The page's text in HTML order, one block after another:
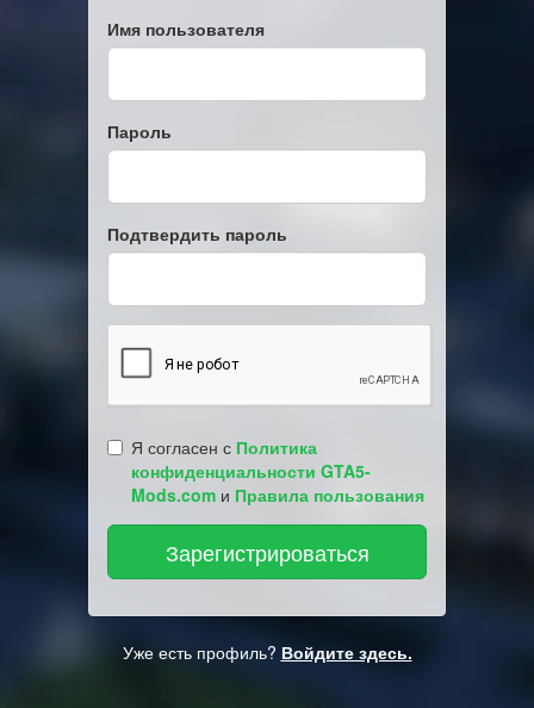
Имя пользователя
Пароль
Подтвердить пароль
Я согласен с Политика
конфиденциальности GTA5-
Mods.com и Правила пользования
Уже есть профиль? Войдите здесь.